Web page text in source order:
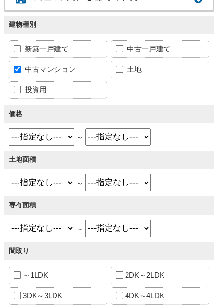
建物種別
新築一戸建て 中古一戸建て
中古マンション 土地
投資用
価格
～
土地面積
～
専有面積
～
間取り
～1LDK 2DK～2LDK
3DK～3LDK 4DK～4LDK